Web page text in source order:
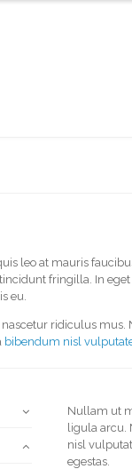
leo at mauris
fringilla. In eget
eu.
ridiculus
bibendum nisl
Nullam ut
ligula arcu.
nisl
egestas.